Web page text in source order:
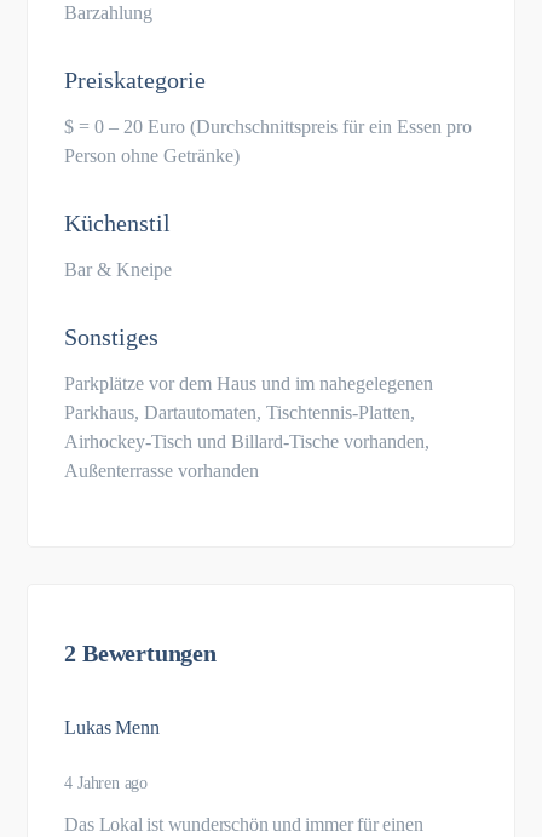
Barzahlung
Preiskategorie
$ = 0 – 20 Euro (Durchschnittspreis für ein Essen pro
Person ohne Getränke)
Küchenstil
Bar & Kneipe
Sonstiges
Parkplätze vor dem Haus und im nahegelegenen
Parkhaus, Dartautomaten, Tischtennis-Platten,
Airhockey-Tisch und Billard-Tische vorhanden,
Außenterrasse vorhanden
2 Bewertungen
Lukas Menn
4 Jahren ago
Das Lokal ist wunderschön und immer für einen